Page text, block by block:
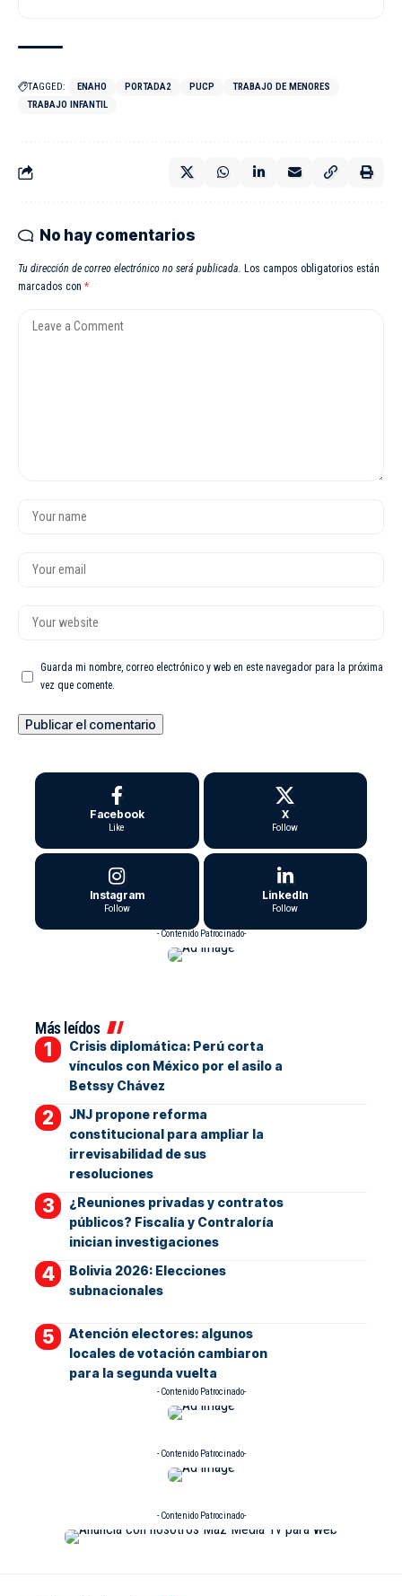
TAGGED: ENAHO PORTADA2 PUCP
TRABAJO DE MENORES
TRABAJO INFANTIL
No hay comentarios
Tu dirección de correo electrónico no será publicada. Los campos obligatorios están
marcados con *
Guarda mi nombre, correo electrónico y web en este navegador para la próxima
vez que comente.
Facebook
Like
X
Follow
Instagram
Follow
LinkedIn
Follow
- Contenido Patrocinado-
Más leídos
Crisis diplomática: Perú corta
vínculos con México por el asilo a
Betssy Chávez
JNJ propone reforma
constitucional para ampliar la
irrevisabilidad de sus
resoluciones
¿Reuniones privadas y contratos
públicos? Fiscalía y Contraloría
inician investigaciones
Bolivia 2026: Elecciones
subnacionales
Atención electores: algunos
locales de votación cambiaron
para la segunda vuelta
- Contenido Patrocinado-
- Contenido Patrocinado-
- Contenido Patrocinado-